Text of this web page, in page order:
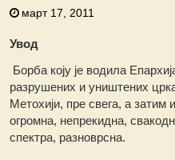
март 17, 2011
Увод
Борба коју је водила
разрушених и уништених
Метохији, пре свега, а затим
огромна, непрекидна,
спектра, разноврсна.